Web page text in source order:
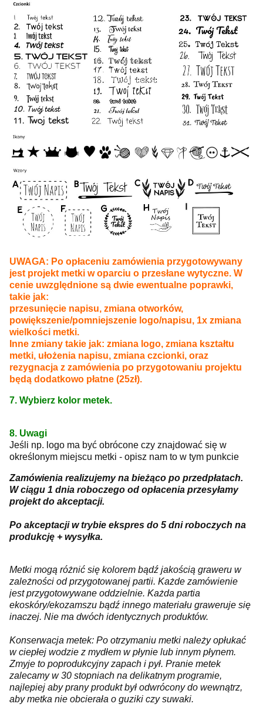
UWAGA: Po opłaceniu zamówienia przygotowywany
jest projekt metki w oparciu o przesłane wytyczne. W
cenie uwzględnione są dwie ewentualne poprawki,
takie jak:
przesunięcie napisu, zmiana otworków,
powiększenie/pomniejszenie logo/napisu, 1x zmiana
wielkości metki.
Inne zmiany takie jak: zmiana logo, zmiana kształtu
metki, ułożenia napisu, zmiana czcionki, oraz
rezygnacja z zamówienia po przygotowaniu projektu
będą dodatkowo płatne (25zł).
7. Wybierz kolor metek.
8. Uwagi
Jeśli np. logo ma być obrócone czy znajdować się w
określonym miejscu metki - opisz nam to w tym punkcie
Zamówienia realizujemy na bieżąco po przedpłatach.
W ciągu 1 dnia roboczego od opłacenia przesyłamy
projekt do akceptacji.
Po akceptacji w trybie ekspres do 5 dni roboczych na
produkcję + wysyłka.
Metki mogą różnić się kolorem bądź jakością graweru w
zależności od przygotowanej partii. Każde zamówienie
jest przygotowywane oddzielnie. Każda partia
ekoskóry/ekozamszu bądź innego materiału graweruje się
inaczej. Nie ma dwóch identycznych produktów.
Konserwacja metek: Po otrzymaniu metki należy opłukać
w ciepłej wodzie z mydłem w płynie lub innym płynem.
Zmyje to poprodukcyjny zapach i pył. Pranie metek
zalecamy w 30 stopniach na delikatnym programie,
najlepiej aby prany produkt był odwrócony do wewnątrz,
aby metka nie obcierała o guziki czy suwaki.